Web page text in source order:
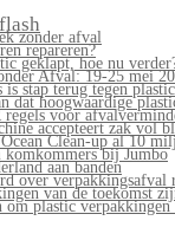
zonder afval
repareren?
geklapt, hoe nu
Afval: 19-25 mei
is stap terug tegen
dat hoogwaardige
regels voor
accepteert zak vol
Clean-up al 10
komkommers bij Jumbo
aan banden
over verpakkingsafval
van de toekomst
om plastic